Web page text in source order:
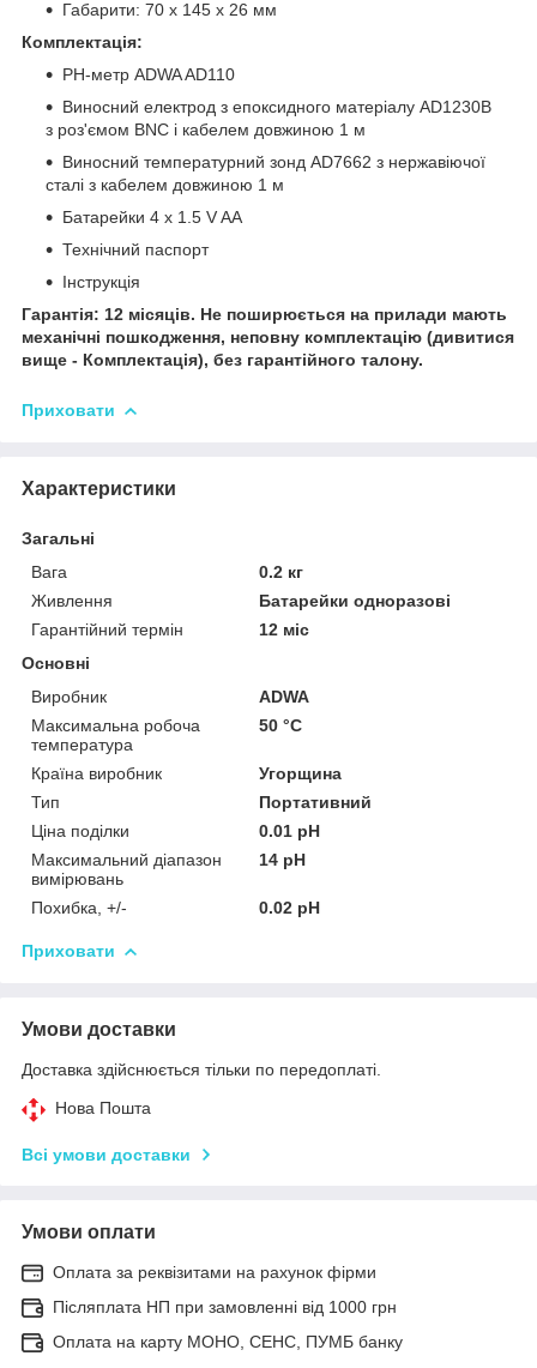
Габарити: 70 x 145 x 26 мм
Комплектація:
РН-метр ADWA AD110
Виносний електрод з епоксидного матеріалу AD1230B
з роз'ємом BNC і кабелем довжиною 1 м
Виносний температурний зонд AD7662 з нержавіючої
сталі з кабелем довжиною 1 м
Батарейки 4 x 1.5 V AA
Технічний паспорт
Інструкція
Гарантія: 12 місяців. Не поширюється на прилади мають
механічні пошкодження, неповну комплектацію (дивитися
вище - Комплектація), без гарантійного талону.
Приховати
Характеристики
Загальні
Вага
0.2 кг
Живлення
Батарейки одноразові
Гарантійний термін
12 міс
Основні
Виробник
ADWA
Максимальна робоча
температура
50 °С
Країна виробник
Угорщина
Тип
Портативний
Ціна поділки
0.01 pH
Максимальний діапазон
вимірювань
14 pH
Похибка, +/- 0.02 pH
Приховати
Умови доставки
Доставка здійснюється тільки по передоплаті.
Нова Пошта
Всі умови доставки
Умови оплати
Оплата за реквізитами на рахунок фірми
Післяплата НП при замовленні від 1000 грн
Оплата на карту МОНО, СЕНС, ПУМБ банку